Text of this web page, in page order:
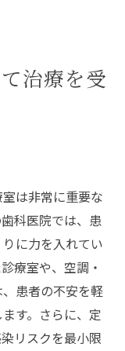
治療を受
は非常に重要な
科医院では、患
に力を入れてい
療室や、空調・
患者の不安を軽
す。さらに、定
リスクを最小限